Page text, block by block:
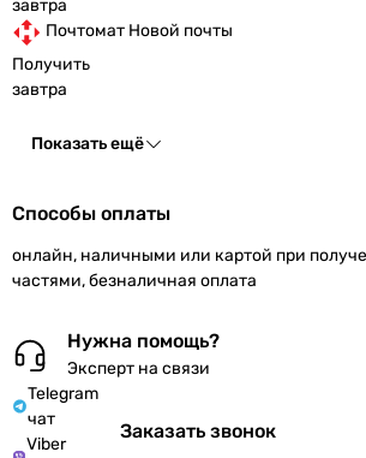
завтра
Почтомат Новой почты
Получить
завтра
Показать ещё
Способы оплаты
онлайн, наличными или картой при
частями, безналичная оплата
Нужна помощь?
Эксперт на связи
Telegram
чат
Viber
Заказать звонок